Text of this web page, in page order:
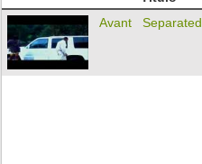
Avant
Separated